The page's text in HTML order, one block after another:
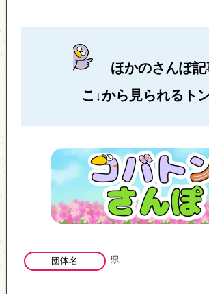
ほかのさんぽ記
こ↓から見られるトン
団体名 県